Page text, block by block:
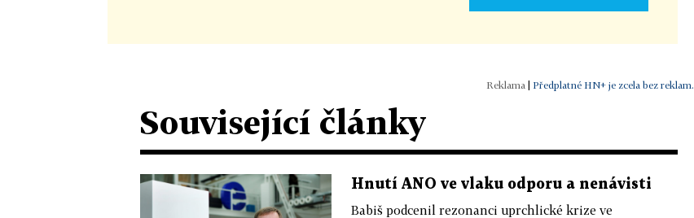
| Předplatné HN+ je zcela bez reklam.
Související články
Hnutí ANO ve vlaku odporu a nenávisti
Babiš podcenil rezonanci uprchlické krize ve